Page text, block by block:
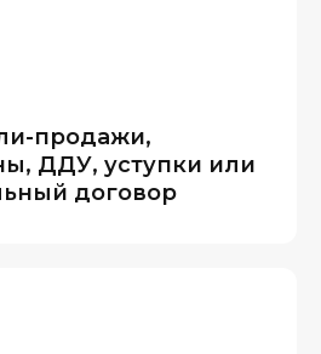
продажи,
ДДУ, уступки или
договор